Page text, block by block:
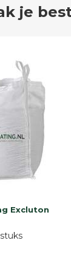
je
Excluton